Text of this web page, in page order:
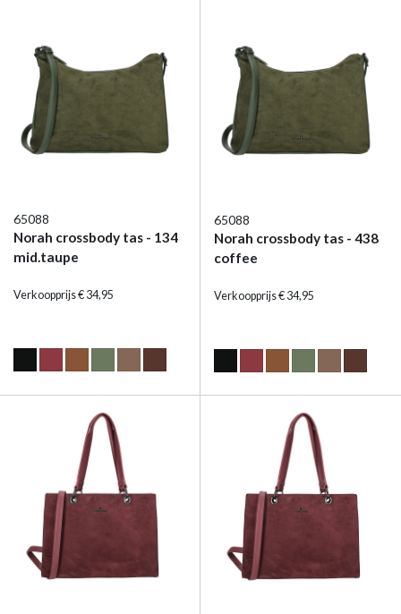
65088
Norah crossbody tas - 134
mid.taupe
Verkoopprijs € 34,95
65088
Norah crossbody tas - 438
coffee
Verkoopprijs € 34,95